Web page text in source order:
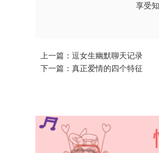
享受
上一篇：逗女生幽默聊天记录
下一篇：真正爱情的四个特征